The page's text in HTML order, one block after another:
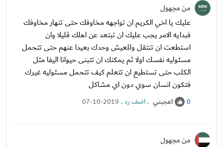
من مجهول
عليك يا اخي الكريم ان تواجهه مخاوفك حتى تنهار مخاوفك
فبدايه الامر يجب عليك ان تبتعد عن اهلك قليلا وان
استطعت ان تنتقل وللعيش وحدك بعيدا عنهم حتى تتحمل
مسئوليه نفسك اولا ثم يمكنك ان تتبنى حيوانا اليفا مثل
الكلب حتى تستطيع ان تتعلم كيف تتحمل مسئوليه غيرك
فتكون انسان سوي دون اي مشاكل
0 اعجبني .اضف رد.
07-10-2019
من مجهول